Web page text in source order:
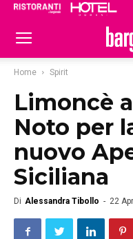
Home Spirit
Limoncè
Noto per
nuovo
Siciliana
Di Alessandra Tibollo - 22